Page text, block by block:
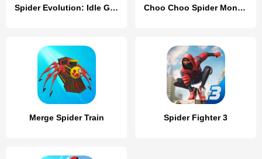
Spider Evolution: Idle Game Choo Choo Spider Monster Train
Merge Spider Train Spider Fighter 3